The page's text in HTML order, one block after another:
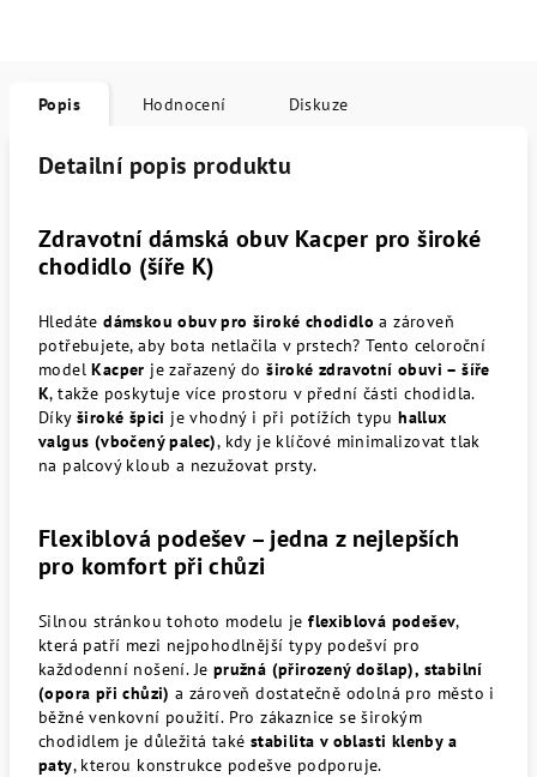
Popis Hodnocení Diskuze
Detailní popis produktu
Zdravotní dámská obuv Kacper pro široké
chodidlo (šíře K)
Hledátedámskou obuv pro široké chodidlo a zároveň
potřebujete, aby bota netlačila v prstech? Tento celoroční
modelKacper je zařazený doširoké zdravotní obuvi – šíře
K, takže poskytuje více prostoru v přední části chodidla.
Díky široké špici je vhodný i při potížích typuhallux
valgus (vbočený palec), kdy je klíčové minimalizovat tlak
na palcový kloub a nezužovat prsty.
Flexiblová podešev – jedna z nejlepších
pro komfort při chůzi
Silnou stránkou tohoto modelu jeflexiblová podešev,
která patří mezi nejpohodlnější typy podešví pro
každodenní nošení. Je pružná (přirozený došlap), stabilní
(opora při chůzi) a zároveň dostatečně odolná pro město i
běžné venkovní použití. Pro zákaznice se širokým
chodidlem je důležitá také stabilita v oblasti klenby a
paty, kterou konstrukce podešve podporuje.